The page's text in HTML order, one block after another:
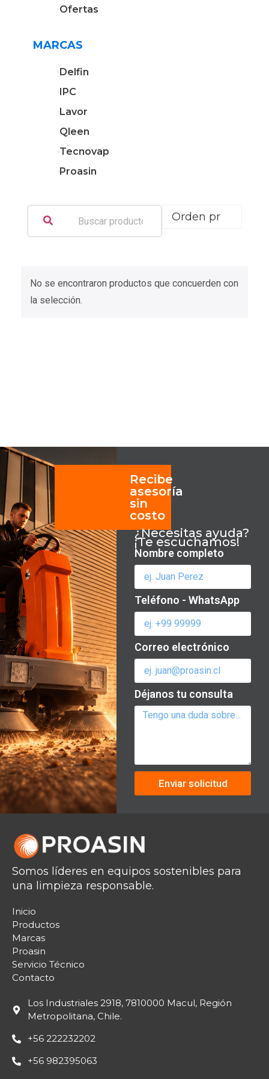
Ofertas
MARCAS
Delfin
IPC
Lavor
Qleen
Tecnovap
Proasin
No se encontraron productos que concuerden con
la selección.
Recibe
asesoría
sin
costo
¿Necesitas ayuda?
¡Te escuchamos!
Nombre completo
Teléfono - WhatsApp
Correo electrónico
Déjanos tu consulta
Enviar solicitud
Somos líderes en equipos sostenibles para
una limpieza responsable.
Inicio
Productos
Marcas
Proasin
Servicio Técnico
Contacto
Los Industriales 2918, 7810000 Macul, Región
Metropolitana, Chile.
+56 222232202
+56 982395063